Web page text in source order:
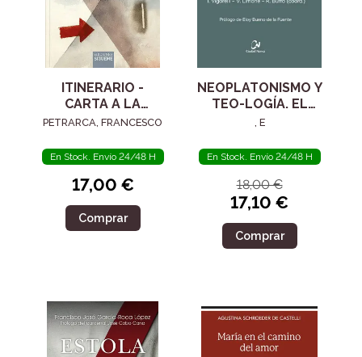
ITINERARIO -
CARTA A LA
POSTERIDAD
PETRARCA, FRANCESCO
En Stock. Envío 24/48 H
17,00 €
Comprar
NEOPLATONISMO Y
TEO-LOGÍA. EL
SIGLO IV
, E
En Stock. Envío 24/48 H
18,00 €
17,10 €
Comprar